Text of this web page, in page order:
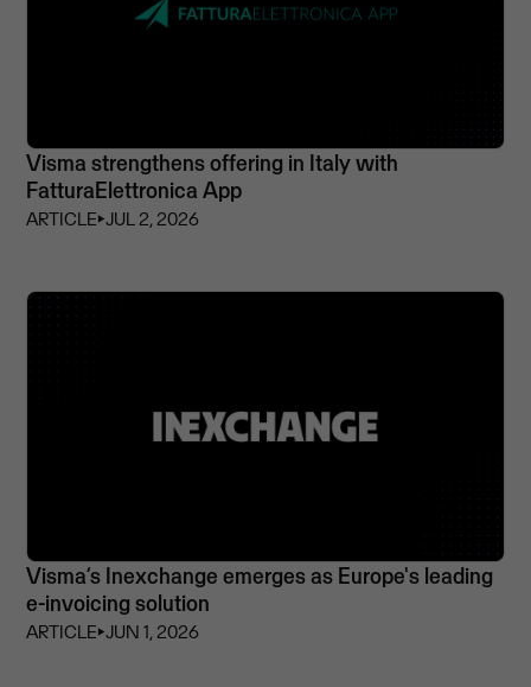
Visma strengthens offering in Italy with
FatturaElettronica App
ARTICLE⏵JUL 2, 2026
Visma’s Inexchange emerges as Europe's leading
e-invoicing solution
ARTICLE⏵JUN 1, 2026